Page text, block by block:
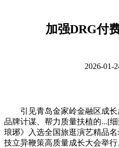
加强DRG付
2026-01-
引见青岛金家岭金融区成长
品牌计谋、帮力质量扶植的...[
琅琊》入选全国旅逛演艺精品
技立异鞭策高质量成长大会举